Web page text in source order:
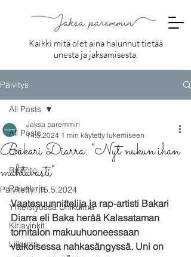
Kaikki mitä olet aina halunnut tietää
unesta ja jaksamisesta.
Päivitys
All Posts
Uni
Ravinto
Päiväkirja
Yhteistyössä Unikulma
Kirjavinkit
Liikunta
All Posts
Bakari Diarra: ”Nyt nukun ihan
mahtavasti”
Jaksa paremmin
14.5.2024 1 min käytetty lukemiseen
Päivitetty:15.5.2024
Vaatesuunnittelija ja rap-artisti Bakari
Diarra eli Baka herää Kalasataman
tornitalon makuuhuoneessaan
valkoisessa nahkasängyssä. Uni on